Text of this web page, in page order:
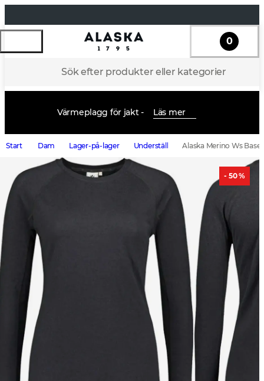
Sök efter produkter eller kategorier
0
Värmeplagg för jakt - Läs mer
Start Dam Lager-på-lager Underställ Alaska Merino Ws Base
- 50 %